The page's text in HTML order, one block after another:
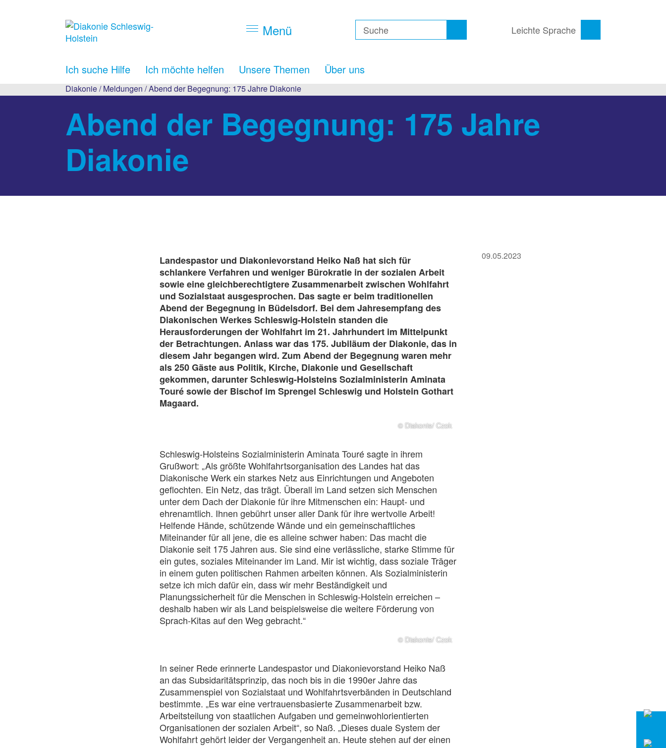
Menü Leichte Sprache
Ich suche Hilfe Ich möchte helfen Unsere Themen Über uns
Diakonie/Meldungen / Abend der Begegnung: 175 Jahre Diakonie
Abend der Begegnung: 175 Jahre
Diakonie
09.05.2023
Landespastor und Diakonievorstand Heiko Naß hat sich für
schlankere Verfahren und weniger Bürokratie in der sozialen Arbeit
sowie eine gleichberechtigtere Zusammenarbeit zwischen Wohlfahrt
und Sozialstaat ausgesprochen. Das sagte er beim traditionellen
Abend der Begegnung in Büdelsdorf. Bei dem Jahresempfang des
Diakonischen Werkes Schleswig-Holstein standen die
Herausforderungen der Wohlfahrt im 21. Jahrhundert im Mittelpunkt
der Betrachtungen. Anlass war das 175. Jubiläum der Diakonie, das in
diesem Jahr begangen wird. Zum Abend der Begegnung waren mehr
als 250 Gäste aus Politik, Kirche, Diakonie und Gesellschaft
gekommen, darunter Schleswig-Holsteins Sozialministerin Aminata
Touré sowie der Bischof im Sprengel Schleswig und Holstein Gothart
Magaard.
© Diakonie/ Czok
Schleswig-Holsteins Sozialministerin Aminata Touré sagte in ihrem
Grußwort: „Als größte Wohlfahrtsorganisation des Landes hat das
Diakonische Werk ein starkes Netz aus Einrichtungen und Angeboten
geflochten. Ein Netz, das trägt. Überall im Land setzen sich Menschen
unter dem Dach der Diakonie für ihre Mitmenschen ein: Haupt- und
ehrenamtlich. Ihnen gebührt unser aller Dank für ihre wertvolle Arbeit!
Helfende Hände, schützende Wände und ein gemeinschaftliches
Miteinander für all jene, die es alleine schwer haben: Das macht die
Diakonie seit 175 Jahren aus. Sie sind eine verlässliche, starke Stimme für
ein gutes, soziales Miteinander im Land. Mir ist wichtig, dass soziale Träger
in einem guten politischen Rahmen arbeiten können. Als Sozialministerin
setze ich mich dafür ein, dass wir mehr Beständigkeit und
Planungssicherheit für die Menschen in Schleswig-Holstein erreichen –
deshalb haben wir als Land beispielsweise die weitere Förderung von
Sprach-Kitas auf den Weg gebracht.“
© Diakonie/ Czok
In seiner Rede erinnerte Landespastor und Diakonievorstand Heiko Naß
an das Subsidaritätsprinzip, das noch bis in die 1990er Jahre das
Zusammenspiel von Sozialstaat und Wohlfahrtsverbänden in Deutschland
bestimmte. „Es war eine vertrauensbasierte Zusammenarbeit bzw.
Arbeitsteilung von staatlichen Aufgaben und gemeinwohlorientierten
Organisationen der sozialen Arbeit“, so Naß. „Dieses duale System der
Wohlfahrt gehört leider der Vergangenheit an. Heute stehen auf der einen